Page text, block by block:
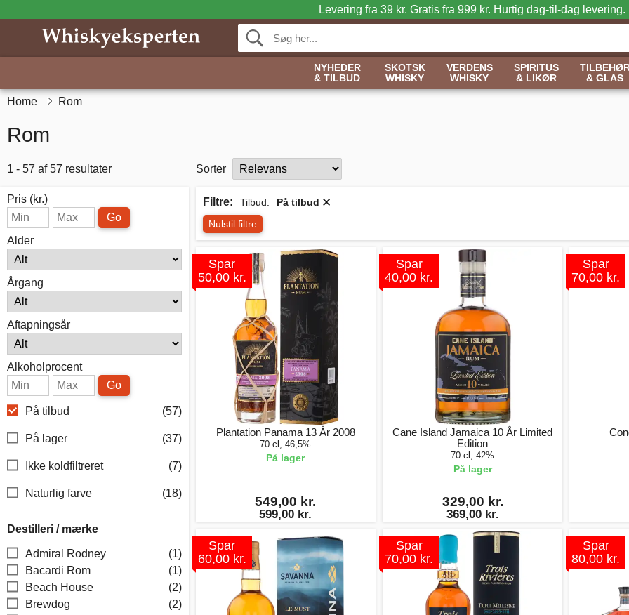
Levering fra 39 kr. Gratis fra 999 kr. Hurtig dag-til-dag levering.
NYHEDER
& TILBUD
SKOTSK
WHISKY
VERDENS
WHISKY
SPIRITUS
& LIKØR
& GLAS
Home Rom
Rom
1 - 57 af 57 resultater Sorter
Pris (kr.)
Go
Alder
Årgang
Aftapningsår
Alkoholprocent
Go
På tilbud (57)
På lager (37)
Ikke koldfiltreret (7)
Naturlig farve (18)
Destilleri / mærke
Admiral Rodney
(1)
Bacardi Rom
(1)
Beach House
(2)
Brewdog
(2)
Filtre: Tilbud:
På tilbud
Nulstil filtre
Spar
50,00 kr.
Plantation Panama 13 År 2008
70 cl, 46,5%
På lager
549,00 kr.
599,00 kr.
Spar
40,00 kr.
Cane Island Jamaica 10 År Limited
Edition
70 cl, 42%
På lager
329,00 kr.
369,00 kr.
Spar
70,00 kr.
Spar
60,00 kr.
Spar
70,00 kr.
Spar
80,00 kr.